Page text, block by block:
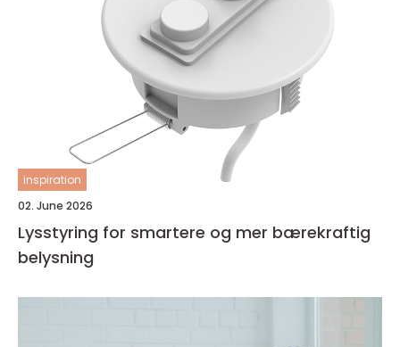
inspiration
02. June 2026
Lysstyring for smartere og mer bærekraftig
belysning